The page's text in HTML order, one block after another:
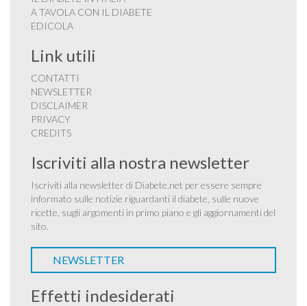
A TAVOLA CON IL DIABETE
EDICOLA
Link utili
CONTATTI
NEWSLETTER
DISCLAIMER
PRIVACY
CREDITS
Iscriviti alla nostra newsletter
Iscriviti alla newsletter di Diabete.net per essere sempre
informato sulle notizie riguardanti il diabete, sulle nuove
ricette, sugli argomenti in primo piano e gli aggiornamenti del
sito.
NEWSLETTER
Effetti indesiderati